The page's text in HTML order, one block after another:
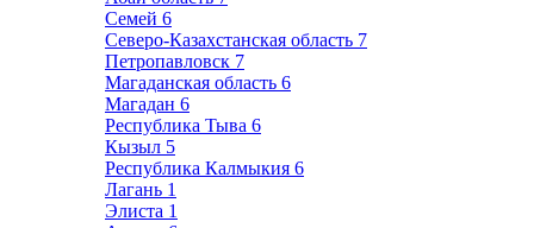
Семей 6
Северо-Казахстанская область 7
Петропавловск 7
Магаданская область 6
Магадан 6
Республика Тыва 6
Кызыл 5
Республика Калмыкия 6
Лагань 1
Элиста 1